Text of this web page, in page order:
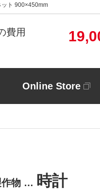
ット 900×450mm
費用
Online Store
作物 … 時計